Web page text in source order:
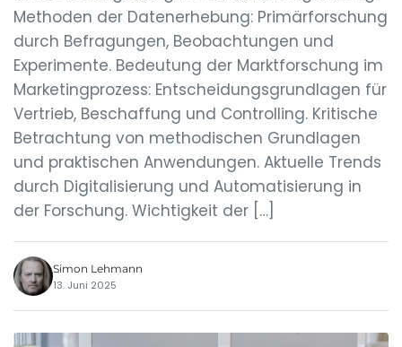
Methoden der Datenerhebung: Primärforschung
durch Befragungen, Beobachtungen und
Experimente. Bedeutung der Marktforschung im
Marketingprozess: Entscheidungsgrundlagen für
Vertrieb, Beschaffung und Controlling. Kritische
Betrachtung von methodischen Grundlagen
und praktischen Anwendungen. Aktuelle Trends
durch Digitalisierung und Automatisierung in
der Forschung. Wichtigkeit der […]
Simon Lehmann
13. Juni 2025